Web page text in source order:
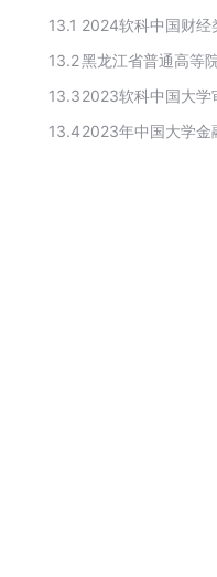
13.1
13.2黑龙江省普通高等
13.3
13.4